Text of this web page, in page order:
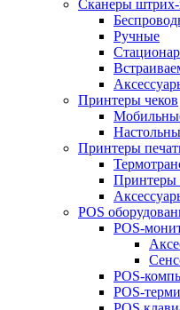
Сканеры штрих-
Ручные
Принтеры чеков
Принтеры
Принтеры
POS
POS-
POS-
POS-